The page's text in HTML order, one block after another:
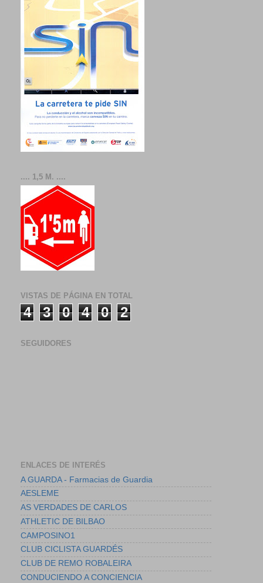
.... 1,5 M. ....
VISTAS DE PÁGINA EN TOTAL
4 3 0 4 0 2
SEGUIDORES
ENLACES DE INTERÉS
A GUARDA - Farmacias de Guardia
AESLEME
AS VERDADES DE CARLOS
ATHLETIC DE BILBAO
CAMPOSINO1
CLUB CICLISTA GUARDÉS
CLUB DE REMO ROBALEIRA
CONDUCIENDO A CONCIENCIA